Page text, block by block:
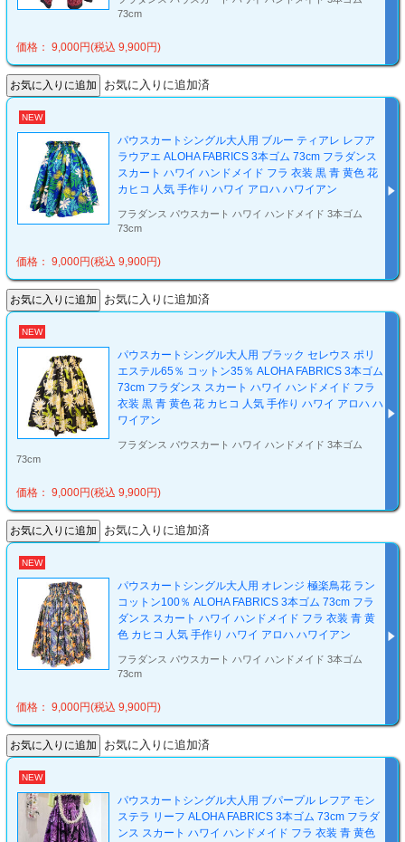
73cm
価格： 9,000円(税込 9,900円)
お気に入りに追加済
NEW
パウスカートシングル大人用 ブルー ティアレ レフア
ラウアエ ALOHA FABRICS 3本ゴム 73cm フラダンス
スカート ハワイ ハンドメイド フラ 衣装 黒 青 黄色 花
カヒコ 人気 手作り ハワイ アロハ ハワイアン
フラダンス パウスカート ハワイ ハンドメイド 3本ゴム
73cm
価格： 9,000円(税込 9,900円)
お気に入りに追加済
NEW
パウスカートシングル大人用 ブラック セレウス ポリ
エステル65％ コットン35％ ALOHA FABRICS 3本ゴム
73cm フラダンス スカート ハワイ ハンドメイド フラ
衣装 黒 青 黄色 花 カヒコ 人気 手作り ハワイ アロハ ハ
ワイアン
フラダンス パウスカート ハワイ ハンドメイド 3本ゴム
73cm
価格： 9,000円(税込 9,900円)
お気に入りに追加済
NEW
パウスカートシングル大人用 オレンジ 極楽鳥花 ラン
コットン100％ ALOHA FABRICS 3本ゴム 73cm フラ
ダンス スカート ハワイ ハンドメイド フラ 衣装 青 黄
色 カヒコ 人気 手作り ハワイ アロハ ハワイアン
フラダンス パウスカート ハワイ ハンドメイド 3本ゴム
73cm
価格： 9,000円(税込 9,900円)
お気に入りに追加済
NEW
パウスカートシングル大人用 ブパープル レフア モン
ステラ リーフ ALOHA FABRICS 3本ゴム 73cm フラダ
ンス スカート ハワイ ハンドメイド フラ 衣装 青 黄色